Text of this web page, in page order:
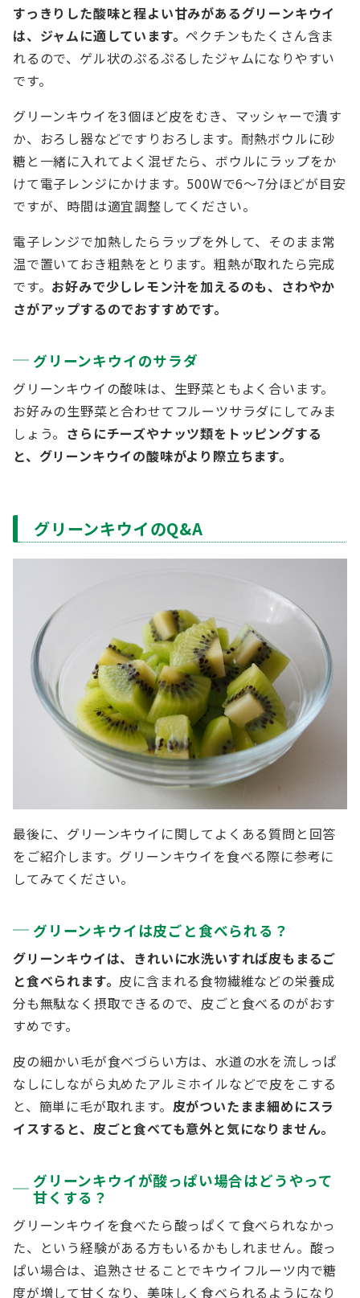
すっきりした酸味と程よい甘みがあるグリーンキウイ
は、ジャムに適しています。ペクチンもたくさん含ま
れるので、ゲル状のぷるぷるしたジャムになりやすい
です。
グリーンキウイを3個ほど皮をむき、マッシャーで潰す
か、おろし器などですりおろします。耐熱ボウルに砂
糖と一緒に入れてよく混ぜたら、ボウルにラップをか
けて電子レンジにかけます。500Wで6～7分ほどが目安
ですが、時間は適宜調整してください。
電子レンジで加熱したらラップを外して、そのまま常
温で置いておき粗熱をとります。粗熱が取れたら完成
です。 お好みで少しレモン汁を加えるのも、さわやか
さがアップするのでおすすめです。
グリーンキウイのサラダ
グリーンキウイの酸味は、生野菜ともよく合います。
お好みの生野菜と合わせてフルーツサラダにしてみま
しょう。 さらにチーズやナッツ類をトッピングする
と、グリーンキウイの酸味がより際立ちます。
グリーンキウイのQ&A
最後に、グリーンキウイに関してよくある質問と回答
をご紹介します。グリーンキウイを食べる際に参考に
してみてください。
グリーンキウイは皮ごと食べられる？
グリーンキウイは、きれいに水洗いすれば皮もまるご
と食べられます。 皮に含まれる食物繊維などの栄養成
分も無駄なく摂取できるので、皮ごと食べるのがおす
すめです。
皮の細かい毛が食べづらい方は、水道の水を流しっぱ
なしにしながら丸めたアルミホイルなどで皮をこする
と、簡単に毛が取れます。 皮がついたまま細めにスラ
イスすると、皮ごと食べても意外と気になりません。
グリーンキウイが酸っぱい場合はどうやって
甘くする？
グリーンキウイを食べたら酸っぱくて食べられなかっ
た、という経験がある方もいるかもしれません。酸っ
ぱい場合は、追熟させることでキウイフルーツ内で糖
度が増して甘くなり、美味しく食べられるようになり